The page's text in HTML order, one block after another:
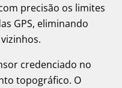
precisão os limites
GPS, eliminando
credenciado no
topográfico. O